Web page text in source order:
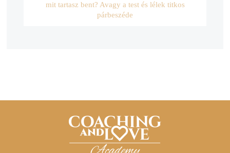
mit tartasz bent? Avagy a test és lélek titkos
párbeszéde